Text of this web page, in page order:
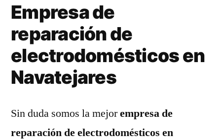
Empresa de
reparación de
electrodomésticos en
Navatejares
Sin duda somos la mejorempresa de
reparación de electrodomésticos en